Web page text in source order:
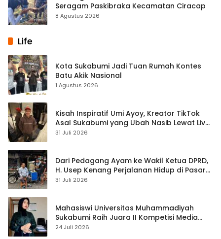
Seragam Paskibraka Kecamatan Ciracap
8 Agustus 2026
Life
Kota Sukabumi Jadi Tuan Rumah Kontes
Batu Akik Nasional
1 Agustus 2026
Kisah Inspiratif Umi Ayoy, Kreator TikTok
Asal Sukabumi yang Ubah Nasib Lewat Live
Streaming
31 Juli 2026
Dari Pedagang Ayam ke Wakil Ketua DPRD,
H. Usep Kenang Perjalanan Hidup di Pasar
Cisaat
31 Juli 2026
Mahasiswi Universitas Muhammadiyah
Sukabumi Raih Juara II Kompetisi Media
Pembelajaran Digital Tingkat Internasional
24 Juli 2026